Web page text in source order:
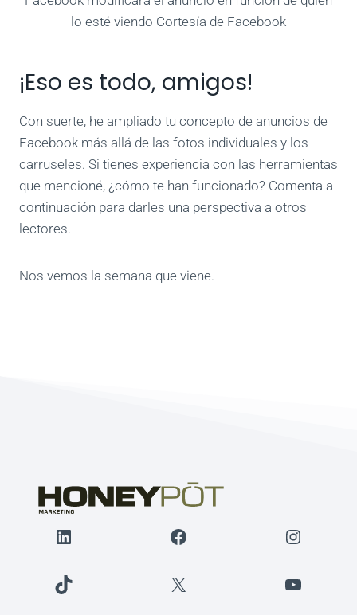
lo esté viendo Cortesía de Facebook
¡Eso es todo, amigos!
Con suerte, he ampliado tu concepto de anuncios de
Facebook más allá de las fotos individuales y los
carruseles. Si tienes experiencia con las herramientas
que mencioné, ¿cómo te han funcionado? Comenta a
continuación para darles una perspectiva a otros
lectores.
Nos vemos la semana que viene.
LinkedIn Facebook
TikTok X YouTube